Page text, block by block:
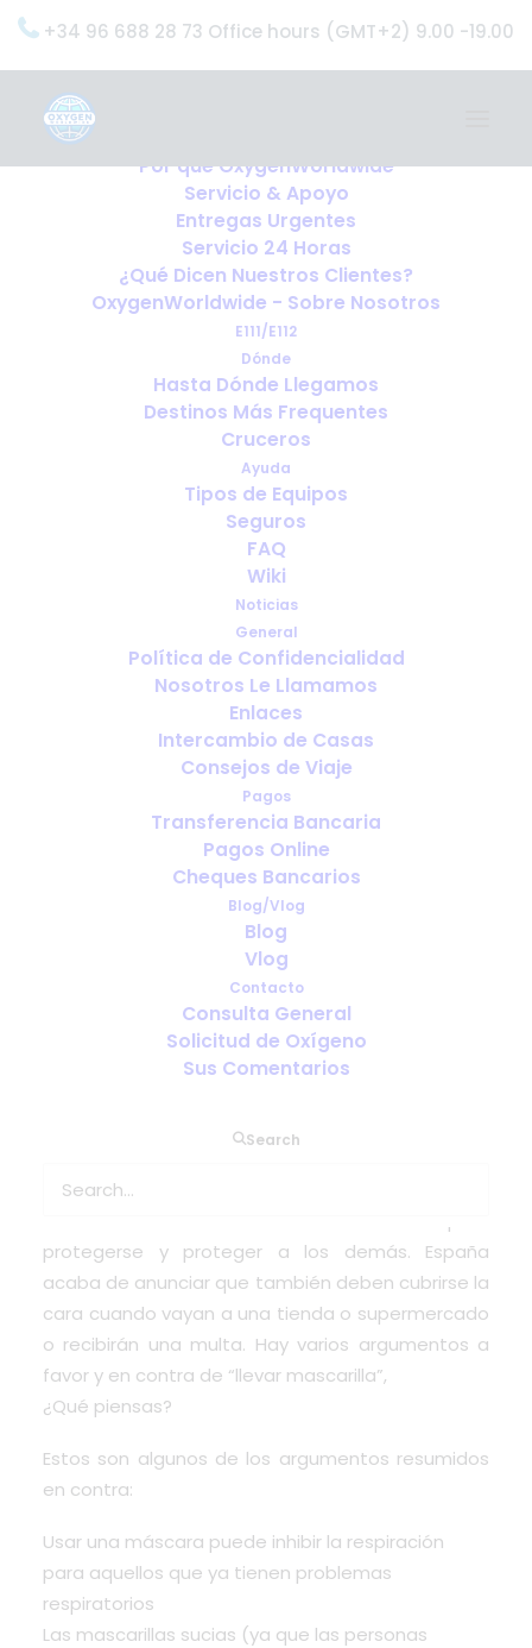
+34 96 688 28 73 Office hours (GMT+2) 9.00 -19.00
OxygenWorldwide (¿Qué Hacemos?)
Por qué OxygenWorldwide
Servicio & Apoyo
Entregas Urgentes
Servicio 24 Horas
¿Qué Dicen Nuestros Clientes?
OxygenWorldwide - Sobre Nosotros
E111/E112
Dónde
Hasta Dónde Llegamos
Destinos Más Frequentes
Cruceros
Ayuda
Tipos de Equipos
Seguros
FAQ
Wiki
Noticias
General
Política de Confidencialidad
Nosotros Le Llamamos
Enlaces
Intercambio de Casas
Consejos de Viaje
Pagos
Transferencia Bancaria
Pagos Online
Cheques Bancarios
Blog/Vlog
Blog
Vlog
Contacto
Consulta General
Solicitud de Oxígeno
Sus Comentarios
Search
Mascarillas - ¿si o no?
SALUD,IR DE VACACIONES CON OXIGENO
MEDICINAL,VIAJE
Las mascarillas se están convirtiendo en parte del
europeos. A muchos se les ha aconsejado que
protegerse y proteger a los demás. España
acaba de anunciar que también deben cubrirse la
cara cuando vayan a una tienda o supermercado
o recibirán una multa. Hay varios argumentos a
favor y en contra de “llevar mascarilla”,
¿Qué piensas?
Estos son algunos de los argumentos resumidos
en contra:
Usar una máscara puede inhibir la respiración
para aquellos que ya tienen problemas
respiratorios
Las mascarillas sucias (ya que las personas